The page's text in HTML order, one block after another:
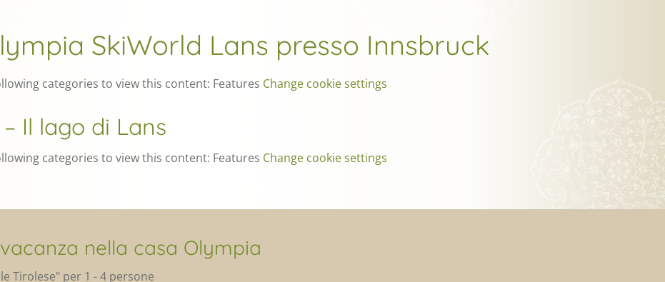
SkiWorld Lans presso Innsbruck
categories to view this content: Features Change cookie settings
Il lago di Lans
categories to view this content: Features Change cookie settings
nella casa Olympia
Tirolese" per 1 - 4 persone